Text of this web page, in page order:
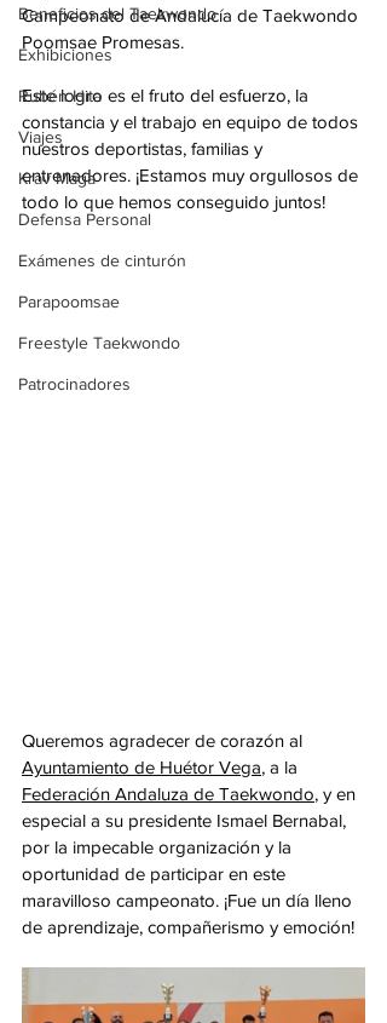
Beneficios del Taekwondo
Exhibiciones
Rubén Hita
Viajes
Krav Maga
Defensa Personal
Exámenes de cinturón
Parapoomsae
Freestyle Taekwondo
Patrocinadores
Campeonato de Andalucía de Taekwondo
Poomsae Promesas.
Este logro es el fruto del esfuerzo, la
constancia y el trabajo en equipo de todos
nuestros deportistas, familias y
entrenadores. ¡Estamos muy orgullosos de
todo lo que hemos conseguido juntos!
Queremos agradecer de corazón al
Ayuntamiento de Huétor Vega, a la
Federación Andaluza de Taekwondo, y en
especial a su presidente Ismael Bernabal,
por la impecable organización y la
oportunidad de participar en este
maravilloso campeonato. ¡Fue un día lleno
de aprendizaje, compañerismo y emoción!